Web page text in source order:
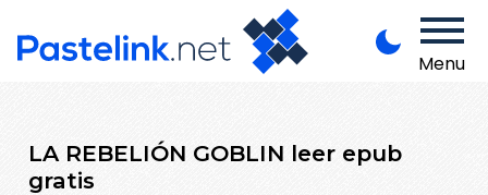
Menu
LA REBELIÓN GOBLIN leer epub
gratis